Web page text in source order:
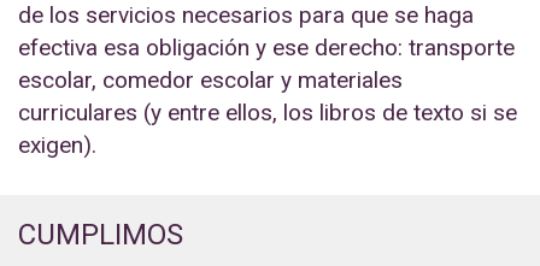
de los servicios necesarios para que se haga
efectiva esa obligación y ese derecho: transporte
escolar, comedor escolar y materiales
curriculares (y entre ellos, los libros de texto si se
exigen).
CUMPLIMOS